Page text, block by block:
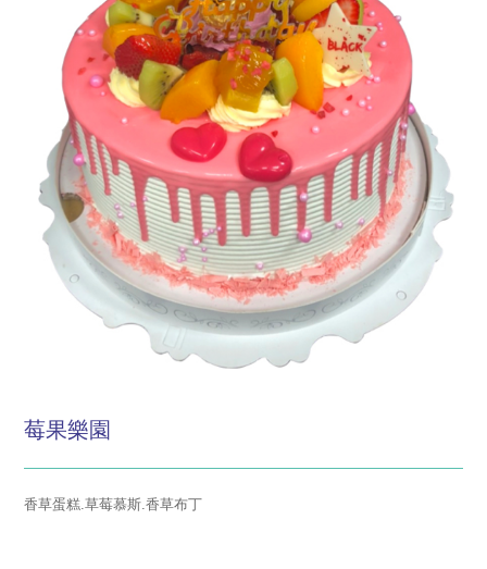
莓果樂園
香草蛋糕.草莓慕斯.香草布丁